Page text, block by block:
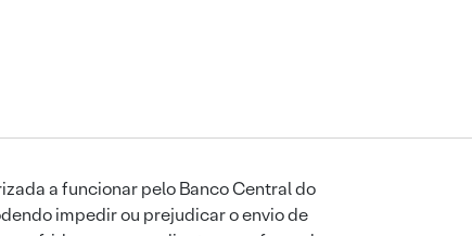
a funcionar pelo Banco Central do
impedir ou prejudicar o envio de